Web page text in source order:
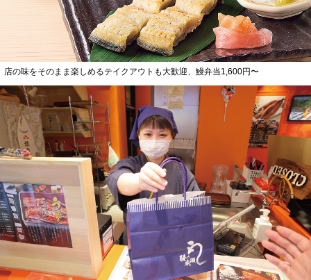
店の味をそのまま楽しめるテイクアウトも大歓迎、鰻弁当1,600円〜